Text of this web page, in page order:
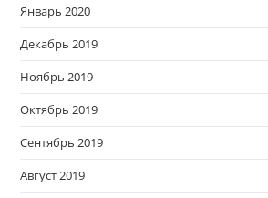
Январь 2020
Декабрь 2019
Ноябрь 2019
Октябрь 2019
Сентябрь 2019
Август 2019